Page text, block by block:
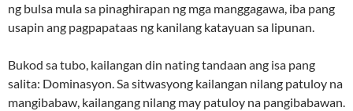
ng bulsa mula sa pinaghirapan ng mga manggagawa, iba pang
usapin ang pagpapataas ng kanilang katayuan sa lipunan.
Bukod sa tubo, kailangan din nating tandaan ang isa pang
salita: Dominasyon. Sa sitwasyong kailangan nilang patuloy na
mangibabaw, kailangang nilang may patuloy na pangibabawan.